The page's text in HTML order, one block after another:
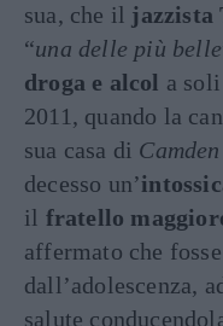
sua, che il jazzista
“una delle più belle
droga e alcol a soli
2011, quando la
sua casa di
decesso un’
il fratello
affermato che
dall’adolescenza,
salute